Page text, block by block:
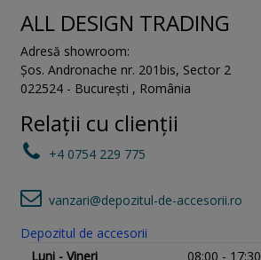
ALL DESIGN TRADING
Adresă showroom:
Șos. Andronache nr. 201bis, Sector 2
022524 - București , România
Relații cu clienții
+4 0754 229 775
vanzari@depozitul-de-accesorii.ro
Depozitul de accesorii
Luni - Vineri
08:00 - 17:30